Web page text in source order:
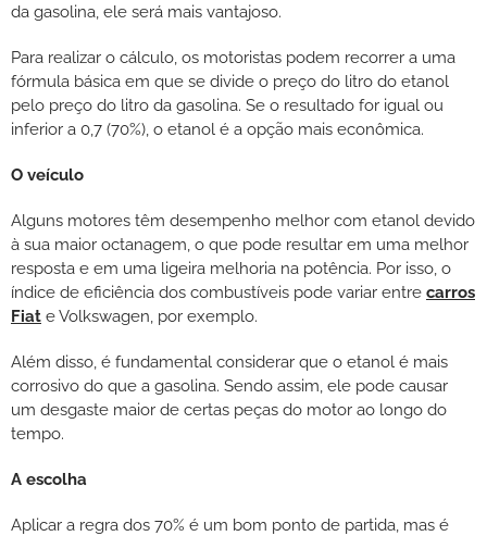
da gasolina, ele será mais vantajoso.
Para realizar o cálculo, os motoristas podem recorrer a uma
fórmula básica em que se divide o preço do litro do etanol
pelo preço do litro da gasolina. Se o resultado for igual ou
inferior a 0,7 (70%), o etanol é a opção mais econômica.
O veículo
Alguns motores têm desempenho melhor com etanol devido
à sua maior octanagem, o que pode resultar em uma melhor
resposta e em uma ligeira melhoria na potência. Por isso, o
índice de eficiência dos combustíveis pode variar entre carros
Fiat e Volkswagen, por exemplo.
Além disso, é fundamental considerar que o etanol é mais
corrosivo do que a gasolina. Sendo assim, ele pode causar
um desgaste maior de certas peças do motor ao longo do
tempo.
A escolha
Aplicar a regra dos 70% é um bom ponto de partida, mas é